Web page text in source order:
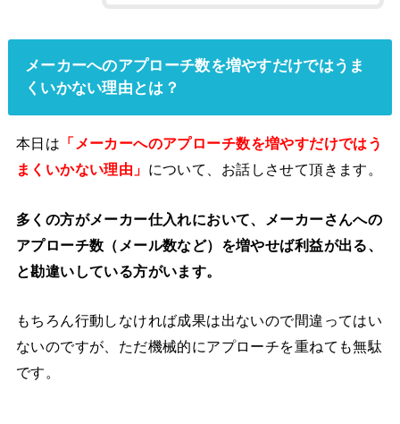
メーカーへのアプローチ数を増やすだけではうま
くいかない理由とは？
本日は 「メーカーへのアプローチ数を増やすだけではう
まくいかない理由」 について、お話しさせて頂きます。
多くの方がメーカー仕入れにおいて、メーカーさんへの
アプローチ数（メール数など）を増やせば利益が出る、
と勘違いしている方がいます。
もちろん行動しなければ成果は出ないので間違ってはい
ないのですが、ただ機械的にアプローチを重ねても無駄
です。